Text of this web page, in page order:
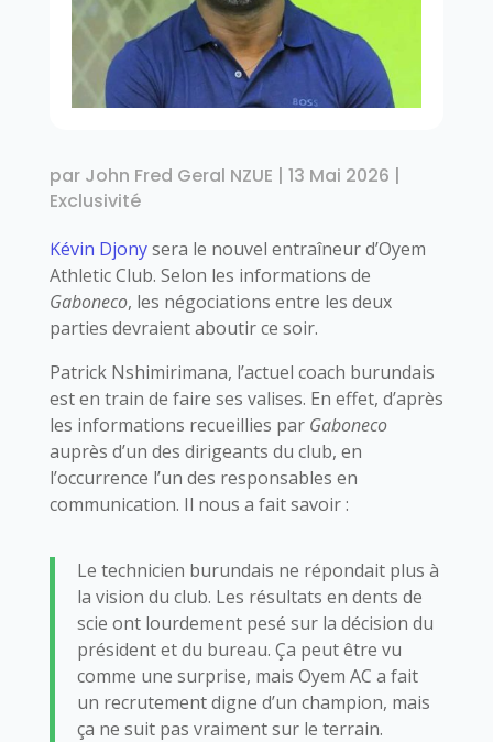
par John Fred Geral NZUE | 13 Mai 2026 |
Exclusivité
Kévin Djonysera le nouvel entraîneur d’Oyem
Athletic Club. Selon les informations de
Gaboneco, les négociations entre les deux
parties devraient aboutir ce soir.
Patrick Nshimirimana, l’actuel coach burundais
est en train de faire ses valises. En effet, d’après
les informations recueillies par Gaboneco
auprès d’un des dirigeants du club, en
l’occurrence l’un des responsables en
communication. Il nous a fait savoir :
Le technicien burundais ne répondait plus à
la vision du club. Les résultats en dents de
scie ont lourdement pesé sur la décision du
président et du bureau. Ça peut être vu
comme une surprise, mais Oyem AC a fait
un recrutement digne d’un champion, mais
ça ne suit pas vraiment sur le terrain.